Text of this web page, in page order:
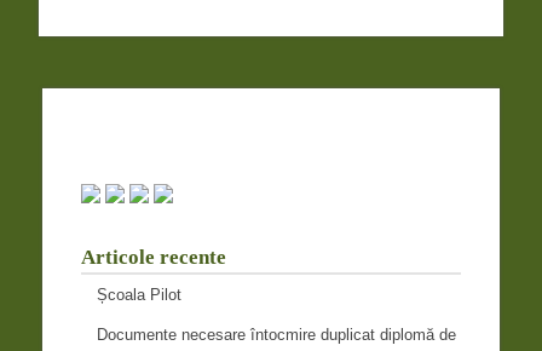
Articole recente
Școala Pilot
Documente necesare întocmire duplicat diplomă de